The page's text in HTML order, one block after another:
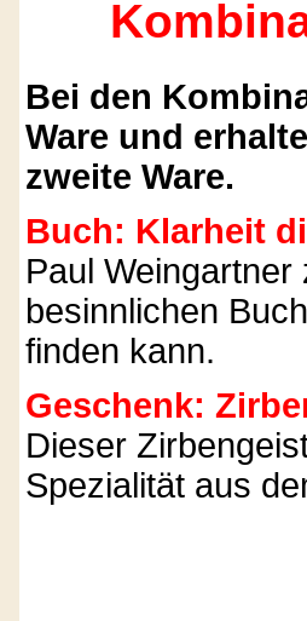
Bei den
Ware und
zweite Ware.
Buch: Klarheit
Paul
besinnlichen
finden kann.
Geschenk:
Dieser
Spezialität aus